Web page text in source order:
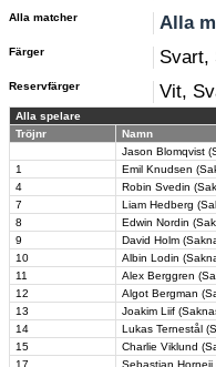
Alla matcher Alla
Färger Svart,
Reservfärger Vit,
Alla spelare
Tröjnr
Namn
Jason Blomqvist
1
Emil Knudsen
4
Robin Svedin
7
Liam Hedberg
8
Edwin Nordin
9
David Holm
10
Albin Lodin
11
Alex Berggren
12
Algot Bergman
13
Joakim Liif
14
Lukas Ternestål
15
Charlie Viklund
17
Sebastian Horneij